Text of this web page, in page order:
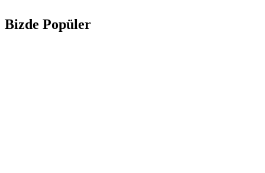
Bizde Popüler